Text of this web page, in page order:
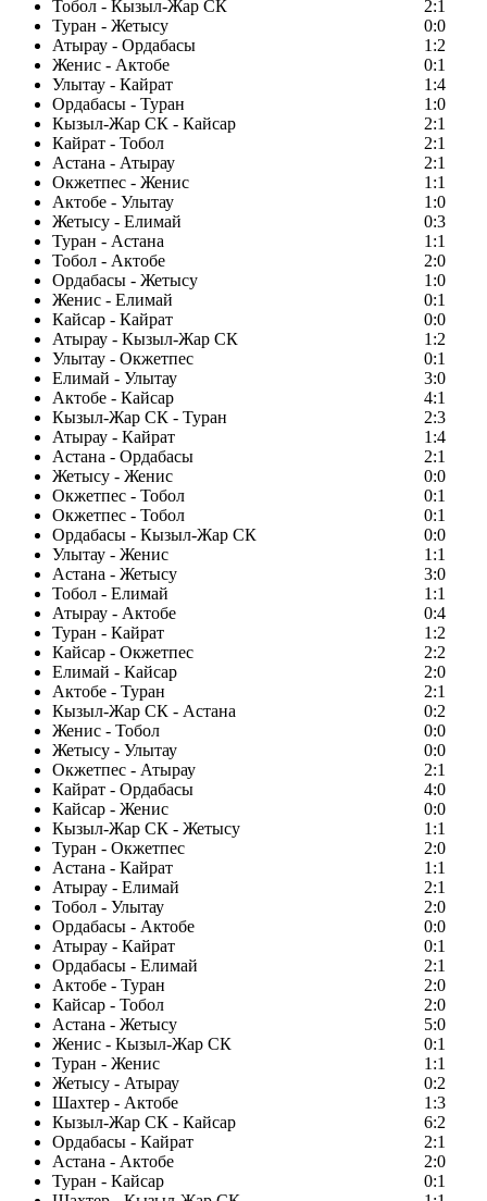
Тобол - Кызыл-Жар СК
2:1
Туран - Жетысу
0:0
Атырау - Ордабасы
1:2
Женис - Актобе
0:1
Улытау - Кайрат
1:4
Ордабасы - Туран
1:0
Кызыл-Жар СК - Кайсар
2:1
Кайрат - Тобол
2:1
Астана - Атырау
2:1
Окжетпес - Женис
1:1
Актобе - Улытау
1:0
Жетысу - Елимай
0:3
Туран - Астана
1:1
Тобол - Актобе
2:0
Ордабасы - Жетысу
1:0
Женис - Елимай
0:1
Кайсар - Кайрат
0:0
Атырау - Кызыл-Жар СК
1:2
Улытау - Окжетпес
0:1
Елимай - Улытау
3:0
Актобе - Кайсар
4:1
Кызыл-Жар СК - Туран
2:3
Атырау - Кайрат
1:4
Астана - Ордабасы
2:1
Жетысу - Женис
0:0
Окжетпес - Тобол
0:1
Окжетпес - Тобол
0:1
Ордабасы - Кызыл-Жар СК
0:0
Улытау - Женис
1:1
Астана - Жетысу
3:0
Тобол - Елимай
1:1
Атырау - Актобе
0:4
Туран - Кайрат
1:2
Кайсар - Окжетпес
2:2
Елимай - Кайсар
2:0
Актобе - Туран
2:1
Кызыл-Жар СК - Астана
0:2
Женис - Тобол
0:0
Жетысу - Улытау
0:0
Окжетпес - Атырау
2:1
Кайрат - Ордабасы
4:0
Кайсар - Женис
0:0
Кызыл-Жар СК - Жетысу
1:1
Туран - Окжетпес
2:0
Астана - Кайрат
1:1
Атырау - Елимай
2:1
Тобол - Улытау
2:0
Ордабасы - Актобе
0:0
Атырау - Кайрат
0:1
Ордабасы - Елимай
2:1
Актобе - Туран
2:0
Кайсар - Тобол
2:0
Астана - Жетысу
5:0
Женис - Кызыл-Жар СК
0:1
Туран - Женис
1:1
Жетысу - Атырау
0:2
Шахтер - Актобе
1:3
Кызыл-Жар СК - Кайсар
6:2
Ордабасы - Кайрат
2:1
Астана - Актобе
2:0
Туран - Кайсар
0:1